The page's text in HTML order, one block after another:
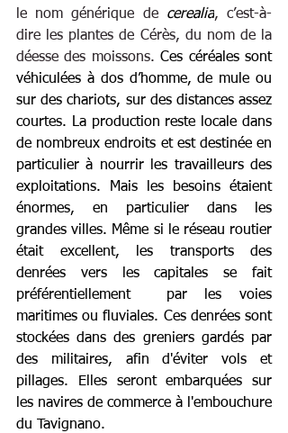
le nom générique de cerealia, c’est-à-
dire les plantes de Cérès, du nom de la
déesse des moissons. Ces céréales sont
véhiculées à dos d’homme, de mule ou
sur des chariots, sur des distances assez
courtes. La production reste locale dans
de nombreux endroits et est destinée en
particulier à nourrir les travailleurs des
exploitations. Mais les besoins étaient
énormes, en particulier dans les
grandes villes. Même si le réseau routier
était excellent, les transports des
denrées vers les capitales se fait
préférentiellement  par les voies
maritimes ou fluviales. Ces denrées sont
stockées dans des greniers gardés par
des militaires, afin d'éviter vols et
pillages. Elles seront embarquées sur
les navires de commerce à l'embouchure
du Tavignano.